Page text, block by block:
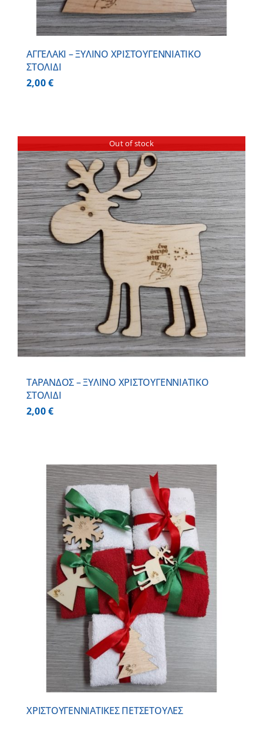
ΑΓΓΕΛΑΚΙ – ΞΥΛΙΝO ΧΡΙΣΤΟΥΓΕΝΝΙΑΤΙΚO
ΣΤΟΛΙΔΙ
2,00€
Out of stock
ΤΑΡΑΝΔΟΣ – ΞΥΛΙΝO ΧΡΙΣΤΟΥΓΕΝΝΙΑΤΙΚO
ΣΤΟΛΙΔΙ
2,00€
ΧΡΙΣΤΟΥΓΕΝΝΙAΤΙΚΕΣ ΠΕΤΣΕΤΟYΛΕΣ